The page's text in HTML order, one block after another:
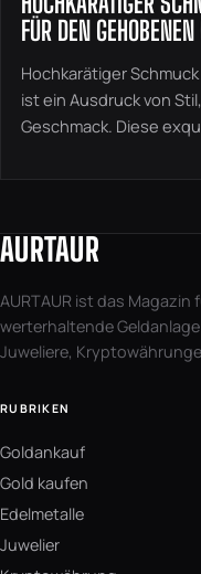
FÜR DEN
Hochkarätiger
ist ein Ausdruck von
Geschmack. Diese
AURTAUR
AURTAUR ist das Magazin
werterhaltende
Juweliere,
RUBRIKEN
Goldankauf
Gold kaufen
Edelmetalle
Juwelier